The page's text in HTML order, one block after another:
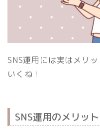
SNS運用には実はメリ
いくね！
SNS運用のメリット